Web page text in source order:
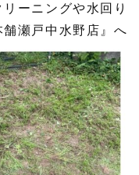
ーニングや水回り
瀬戸中水野店』へ